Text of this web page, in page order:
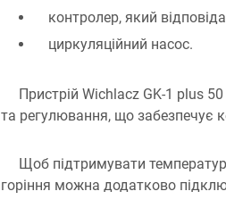
контролер, який
циркуляційний насос.
Пристрій Wichlacz GK-1 plus
та регулювання, що забезпечує
Щоб підтримувати
горіння можна додатково